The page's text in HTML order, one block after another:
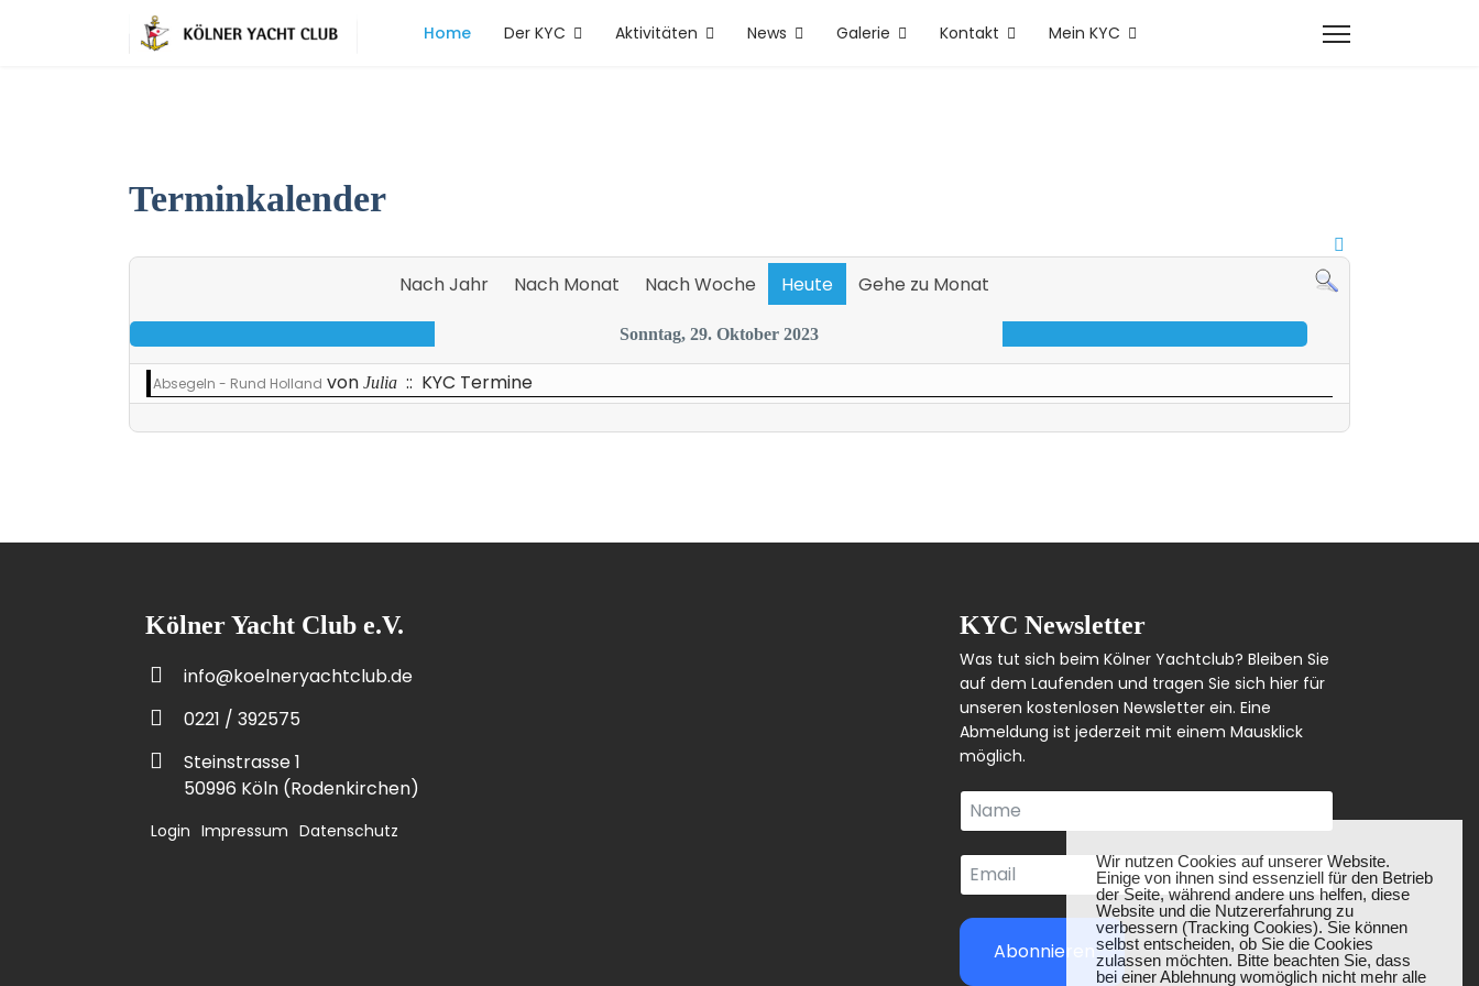
Wir nutzen Cookies auf unserer Website.
Einige von ihnen sind essenziell für den Betrieb
der Seite, während andere uns helfen, diese
Website und die Nutzererfahrung zu
verbessern (Tracking Cookies). Sie können
selbst entscheiden, ob Sie die Cookies
zulassen möchten. Bitte beachten Sie, dass
bei einer Ablehnung womöglich nicht mehr alle
Home Der KYC Aktivitäten News Galerie Kontakt Mein KYC
Terminkalender
Nach Jahr Nach Monat Nach Woche Heute Gehe zu Monat
Sonntag, 29. Oktober 2023
Absegeln - Rund Holland von Julia :: KYC Termine
Kölner Yacht Club e.V.
info@koelneryachtclub.de
0221 / 392575
Steinstrasse 1
50996 Köln (Rodenkirchen)
Login Impressum Datenschutz
KYC Newsletter
Was tut sich beim Kölner Yachtclub? Bleiben Sie
auf dem Laufenden und tragen Sie sich hier für
unseren kostenlosen Newsletter ein. Eine
Abmeldung ist jederzeit mit einem Mausklick
möglich.
Abonnieren